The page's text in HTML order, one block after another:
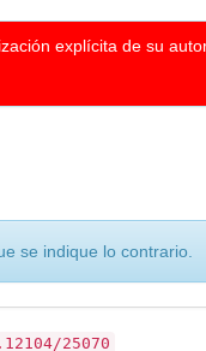
explícita de su
se indique lo contrario.
25070